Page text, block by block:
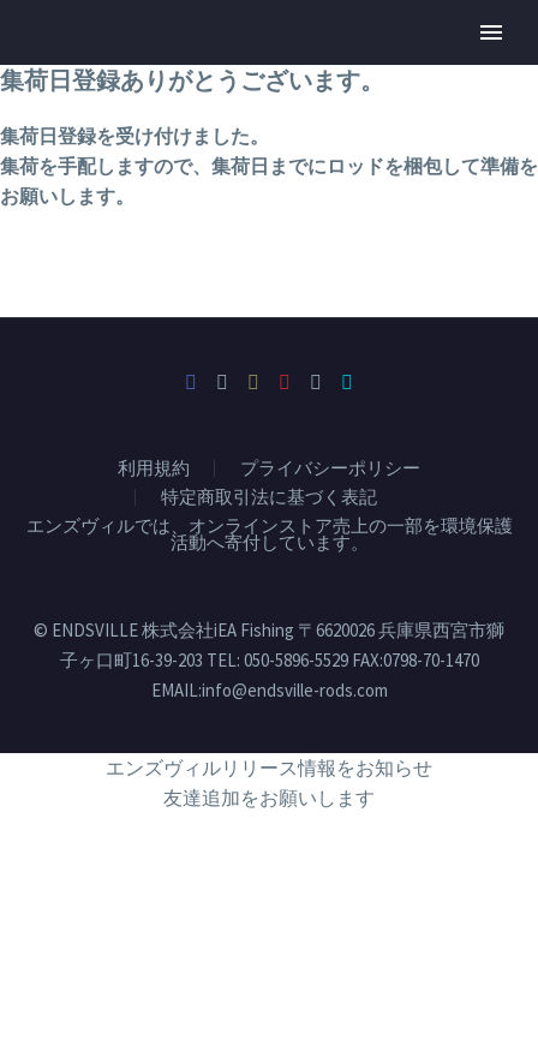
集荷日登録ありがとうございます。
集荷日登録を受け付けました。
集荷を手配しますので、集荷日までにロッドを梱包して準備を
お願いします。
利用規約
プライバシーポリシー
特定商取引法に基づく表記
エンズヴィルでは、オンラインストア売上の一部を環境保護
活動へ寄付しています。
© ENDSVILLE 株式会社iEA Fishing 〒6620026 兵庫県西宮市獅
子ヶ口町16-39-203 TEL: 050-5896-5529 FAX:0798-70-1470
EMAIL:info@endsville-rods.com
エンズヴィルリリース情報をお知らせ
友達追加をお願いします